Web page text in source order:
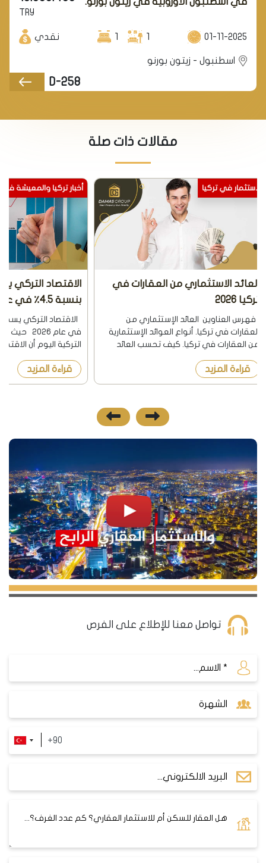
TRY
01-11-2025
1
1 نقدي
اسطنبول - زيتون بورنو
D-258
مقالات ذات صلة
أخبار تركيا والمعيشة فيها
الاقتصاد التركي يسجل نمواً قوياً
بنسبة 4.5٪ في عام 2026
في عام 2026 حيث أعلنت هيئة الإحصاء
التركية اليوم أن الاقتصاد حقق نمواً بنسبة
ما الذي أدى إلى هذا النمو ال...
قراءة المزيد
الاستثمار في تركيا
أسعار الشقق
2026
يرغب العميل
إسطنبول للعام قبل
الخيارات والعروض
وذلك من أجل تحديد
اسعار...
قراءة المزيد
تواصل معنا للإطلاع على الفرص